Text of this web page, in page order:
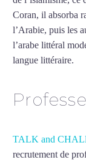
Coran, il absorba
l’Arabie, puis les
l’arabe littéral
langue littéraire.
TALK and
recrutement de